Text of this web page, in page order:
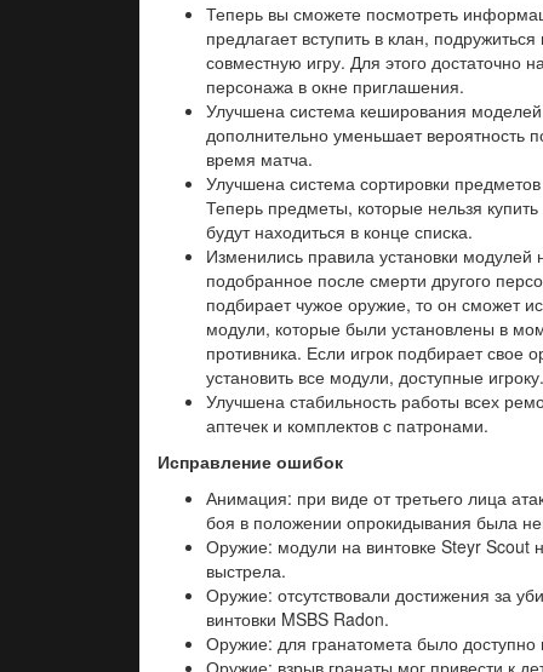
Теперь вы сможете посмотреть
предлагает вступить в клан, подружиться
совместную игру. Для этого достаточно
персонажа в окне приглашения.
Улучшена система кеширования
дополнительно уменьшает вероятность
время матча.
Улучшена система сортировки
Теперь предметы, которые нельзя купить
будут находиться в конце списка.
Изменились правила установки модулей
подобранное после смерти другого
подбирает чужое оружие, то он сможет
модули, которые были установлены в
противника. Если игрок подбирает свое
установить все модули, доступные игроку.
Улучшена стабильность работы всех
аптечек и комплектов с патронами.
Исправление ошибок
Анимация: при виде от третьего лица
боя в положении опрокидывания была
Оружие: модули на винтовке Steyr Scout
выстрела.
Оружие: отсутствовали достижения за
винтовки MSBS Radon.
Оружие: для гранатомета было
Оружие: взрыв гранаты мог привести к